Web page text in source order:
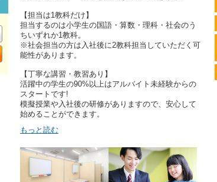
【担当は1教科だけ】
担当するのは小学生の国語・算数・理科・社会のう
ちいずれか1教科。
※社会担当の方は入社後に2教科担当していただく可
能性があります。
【丁寧な講習・教習あり】
活躍中の学生の90%以上はアルバイト未経験からの
スタートです!
模擬授業や入社後の研修がありますので、安心して
始めることができます。
もっと読む